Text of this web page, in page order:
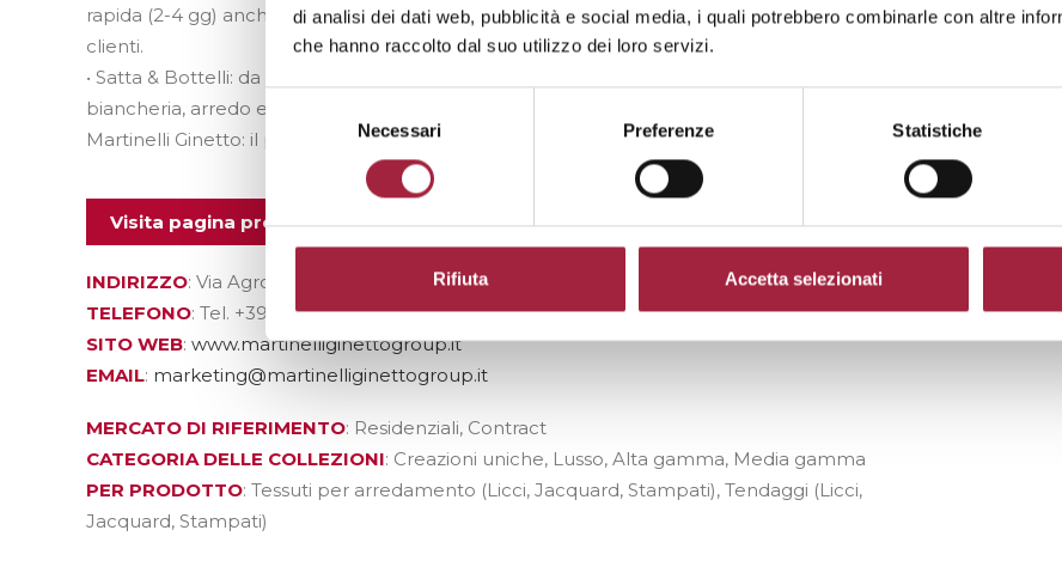
di analisi dei dati web, pubblicità e social media, i quali potrebbero combinarle con altre
che hanno raccolto dal suo utilizzo dei loro servizi.
Necessari Preferenze Statistiche
Rifiuta Accetta selezionati
rapida (2-4 gg) anche via e-shop, e proposte esclusive sviluppate con i team creativi dei
clienti.
• Satta & Bottelli: da oltre 100 anni specialista nella nobilitazione di tessuti naturali per
biancheria, arredo e ospitalità.
Martinelli Ginetto: il partner scelto dai grandi marchi nel mondo.
Visita pagina prodotti
INDIRIZZO: Via Agro del Castello, 38 IT-24020 CASNIGO (BG)
TELEFONO: Tel. +39 035 725011
SITO WEB: www.martinelliginettogroup.it
EMAIL: marketing@martinelliginettogroup.it
MERCATO DI RIFERIMENTO: Residenziali, Contract
CATEGORIA DELLE COLLEZIONI: Creazioni uniche, Lusso, Alta gamma, Media gamma
PER PRODOTTO: Tessuti per arredamento (Licci, Jacquard, Stampati), Tendaggi (Licci,
Jacquard, Stampati)